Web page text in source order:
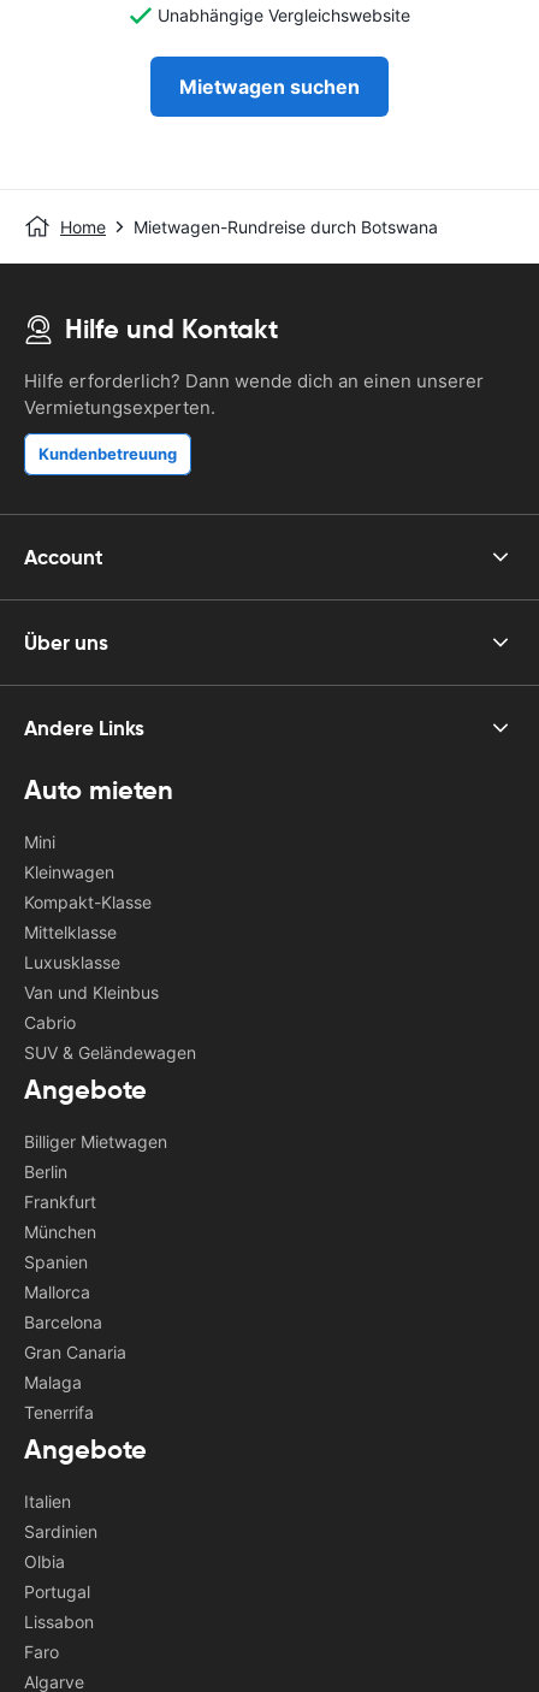
Unabhängige Vergleichswebsite
Mietwagen suchen
Home Mietwagen-Rundreise durch Botswana
Hilfe und Kontakt
Hilfe erforderlich? Dann wende dich an einen unserer
Vermietungsexperten.
Kundenbetreuung
Account
Über uns
Andere Links
Auto mieten
Mini
Kleinwagen
Kompakt-Klasse
Mittelklasse
Luxusklasse
Van und Kleinbus
Cabrio
SUV & Geländewagen
Angebote
Billiger Mietwagen
Berlin
Frankfurt
München
Spanien
Mallorca
Barcelona
Gran Canaria
Malaga
Tenerrifa
Angebote
Italien
Sardinien
Olbia
Portugal
Lissabon
Faro
Algarve